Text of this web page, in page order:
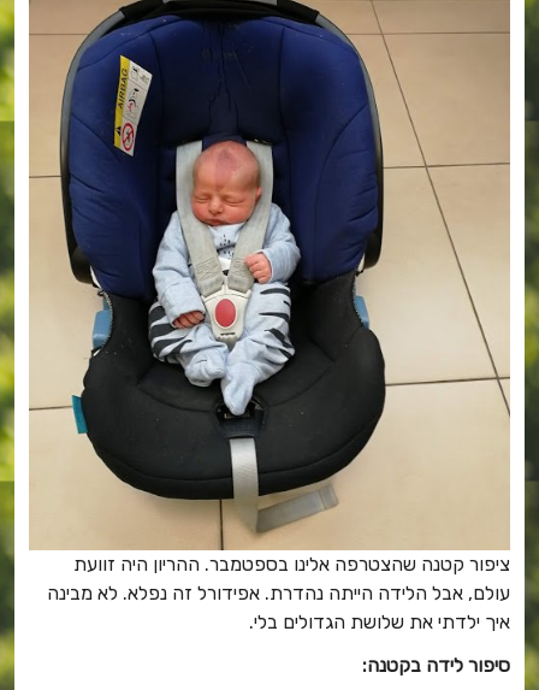
ציפור קטנה שהצטרפה אלינו בספטמבר. ההריון היה זוועת
עולם, אבל הלידה הייתה נהדרת. אפידורל זה נפלא. לא מבינה
איך ילדתי את שלושת הגדולים בלי.
סיפור לידה בקטנה: